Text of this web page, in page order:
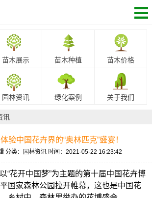
苗木展示 苗木种植 苗木价格
园林资讯 绿化案例 关于我们
讯
验中国花卉界的“奥林匹克”盛宴！
分类：园林资讯 时间：2021-05-22 16:23:42
“花开中国梦”为主题的第十届中国花卉博
国家森林公园拉开帷幕，这也是中国花